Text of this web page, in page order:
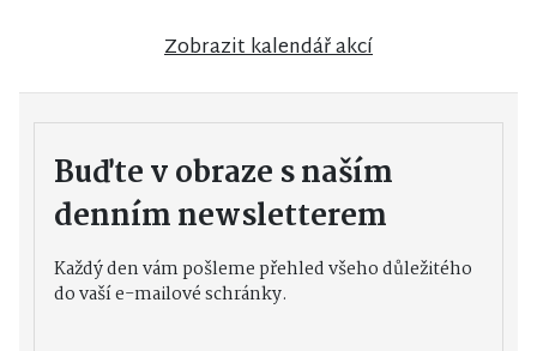
Zobrazit kalendář akcí
Buďte v obraze s naším
denním newsletterem
Každý den vám pošleme přehled všeho důležitého
do vaší e-mailové schránky.